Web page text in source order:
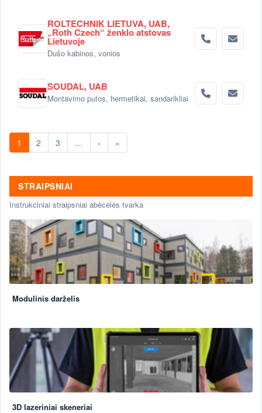
ROLTECHNIK LIETUVA, UAB,
„Roth Czech“ ženklo atstovas
Lietuvoje
Dušo kabinos, vonios
SOUDAL, UAB
Montavimo putos, hermetikai, sandarikliai
1 2 3 … › »
STRAIPSNIAI
Instrukciniai straipsniai abėcėlės tvarka
Modulinis darželis
3D lazeriniai skeneriai